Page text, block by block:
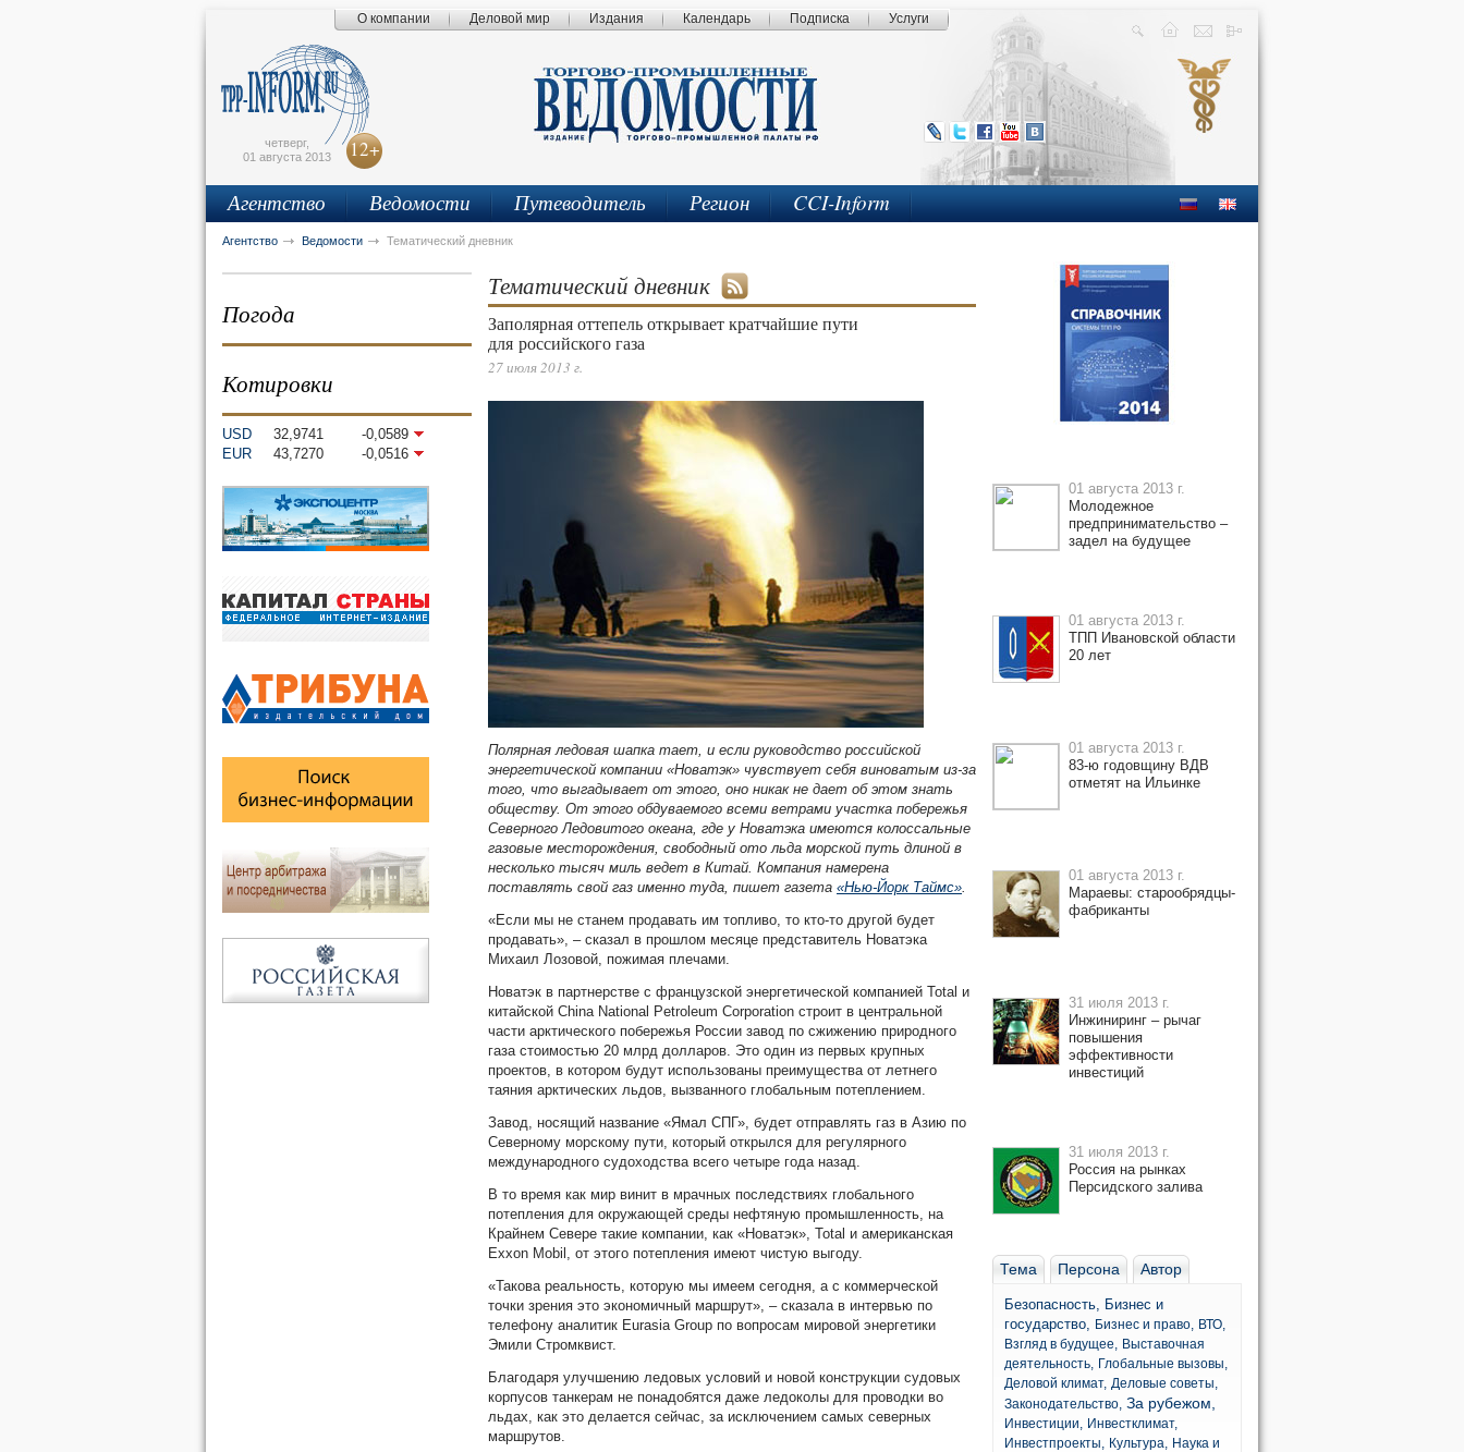
О компании Деловой мир Издания Календарь Подписка Услуги
четверг,
01 августа 2013
12+
Агентство Ведомости Путеводитель Регион CCI-Inform
Агентство Ведомости Тематический дневник
Погода
Котировки
USD 32,9741
-0,0589
EUR
43,7270 -0,0516
Тематический дневник
Заполярная оттепель открывает кратчайшие пути
для российского газа
27 июля 2013 г.
Полярная ледовая шапка тает, и если руководство российской
энергетической компании «Новатэк» чувствует себя виноватым из-за
того, что выгадывает от этого, оно никак не дает об этом знать
обществу. От этого обдуваемого всеми ветрами участка побережья
Северного Ледовитого океана, где у Новатэка имеются колоссальные
газовые месторождения, свободный ото льда морской путь длиной в
несколько тысяч миль ведет в Китай. Компания намерена
поставлять свой газ именно туда, пишет газета «Нью-Йорк Таймс».
«Если мы не станем продавать им топливо, то кто-то другой будет
продавать», – сказал в прошлом месяце представитель Новатэка
Михаил Лозовой, пожимая плечами.
Новатэк в партнерстве с французской энергетической компанией Total и
китайской China National Petroleum Corporation строит в центральной
части арктического побережья России завод по сжижению природного
газа стоимостью 20 млрд долларов. Это один из первых крупных
проектов, в котором будут использованы преимущества от летнего
таяния арктических льдов, вызванного глобальным потеплением.
Завод, носящий название «Ямал СПГ», будет отправлять газ в Азию по
Северному морскому пути, который открылся для регулярного
международного судоходства всего четыре года назад.
В то время как мир винит в мрачных последствиях глобального
потепления для окружающей среды нефтяную промышленность, на
Крайнем Севере такие компании, как «Новатэк», Total и американская
Exxon Mobil, от этого потепления имеют чистую выгоду.
«Такова реальность, которую мы имеем сегодня, а с коммерческой
точки зрения это экономичный маршрут», – сказала в интервью по
телефону аналитик Eurasia Group по вопросам мировой энергетики
Эмили Стромквист.
Благодаря улучшению ледовых условий и новой конструкции судовых
корпусов танкерам не понадобятся даже ледоколы для проводки во
льдах, как это делается сейчас, за исключением самых северных
маршрутов.
01 августа 2013 г.
Молодежное
предпринимательство –
задел на будущее
01 августа 2013 г.
ТПП Ивановской области
20 лет
01 августа 2013 г.
83-ю годовщину ВДВ
отметят на Ильинке
01 августа 2013 г.
Мараевы: старообрядцы-
фабриканты
31 июля 2013 г.
Инжиниринг – рычаг
повышения
эффективности
инвестиций
31 июля 2013 г.
Россия на рынках
Персидского залива
Тема Персона Автор
Безопасность, Бизнес и
государство, Бизнес и право, ВТО,
Взгляд в будущее, Выставочная
деятельность, Глобальные вызовы,
Деловой климат, Деловые советы,
Законодательство, За рубежом,
Инвестиции, Инвестклимат,
Инвестпроекты, Культура, Наука и